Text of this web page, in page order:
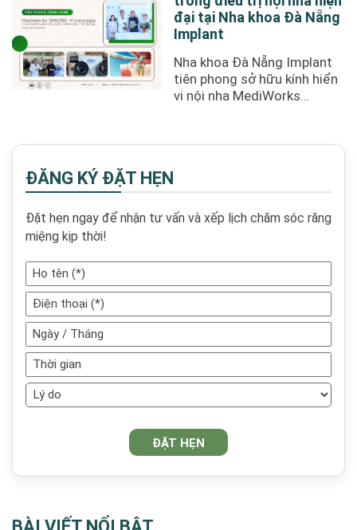
đại tại Nha khoa Đà Nẵng
Implant
Nha khoa Đà Nẵng Implant
tiên phong sở hữu kính hiển
vi nội nha MediWorks
ĐĂNG KÝ ĐẶT HẸN
Đặt hẹn ngay để nhận tư vấn và xếp lịch chăm sóc răng
miệng kịp thời!